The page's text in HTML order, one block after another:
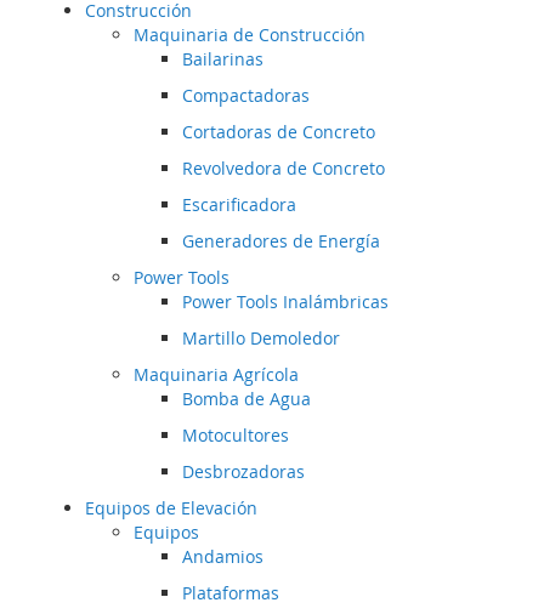
Construcción
Maquinaria de Construcción
Bailarinas
Compactadoras
Cortadoras de Concreto
Revolvedora de Concreto
Escarificadora
Generadores de Energía
Power Tools
Power Tools Inalámbricas
Martillo Demoledor
Maquinaria Agrícola
Bomba de Agua
Motocultores
Desbrozadoras
Equipos de Elevación
Equipos
Andamios
Plataformas